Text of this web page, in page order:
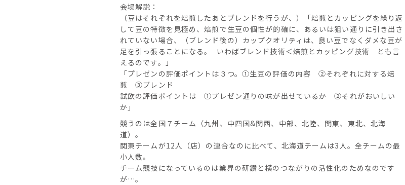
会場解説：
（豆はそれぞれを焙煎したあとブレンドを行うが、）「焙煎とカッピングを繰り返
して豆の特徴を見極め、焙煎で生豆の個性が的確に、あるいは狙い通りに引き出さ
れていない場合、（ブレンド後の）カップクオリティは、良い豆でなくダメな豆が
足を引っ張ることになる。 いわばブレンド技術＜焙煎とカッピング技術 とも言
えるのです。」
「プレゼンの評価ポイントは３つ。①生豆の評価の内容 ②それぞれに対する焙
煎 ③ブレンド
試飲の評価ポイントは ①プレゼン通りの味が出せているか ②それがおいしい
か」
競うのは全国７チーム（九州、中四国&関西、中部、北陸、関東、東北、北海
道）。
関東チームが12人（店）の連合なのに比べて、北海道チームは3人。全チームの最
小人数。
チーム競技になっているのは業界の研鑽と横のつながりの活性化のためなのです
が…。